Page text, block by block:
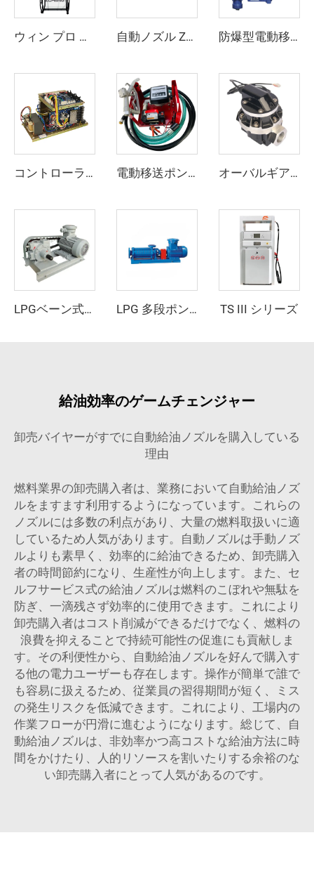
ウィン プロ シリーズ 自動ノズル ZCN(XD)-80 防爆型電動移送ポンプアッシー ZCETP-75A
コントローラ ZC-B 電動移送ポンプアッシー ZCETP-40L オーバルギアメーター ZCOGM-P
LPGベーン式トラックポンプ LPG 多段ポンプ TS III シリーズ
給油効率のゲームチェンジャー
卸売バイヤーがすでに自動給油ノズルを購入している
理由
燃料業界の卸売購入者は、業務において自動給油ノズ
ルをますます利用するようになっています。これらの
ノズルには多数の利点があり、大量の燃料取扱いに適
しているため人気があります。自動ノズルは手動ノズ
ルよりも素早く、効率的に給油できるため、卸売購入
者の時間節約になり、生産性が向上します。また、セ
ルフサービス式の給油ノズルは燃料のこぼれや無駄を
防ぎ、一滴残さず効率的に使用できます。これにより
卸売購入者はコスト削減ができるだけでなく、燃料の
浪費を抑えることで持続可能性の促進にも貢献しま
す。その利便性から、自動給油ノズルを好んで購入す
る他の電力ユーザーも存在します。操作が簡単で誰で
も容易に扱えるため、従業員の習得期間が短く、ミス
の発生リスクを低減できます。これにより、工場内の
作業フローが円滑に進むようになります。総じて、自
動給油ノズルは、非効率かつ高コストな給油方法に時
間をかけたり、人的リソースを割いたりする余裕のな
い卸売購入者にとって人気があるのです。